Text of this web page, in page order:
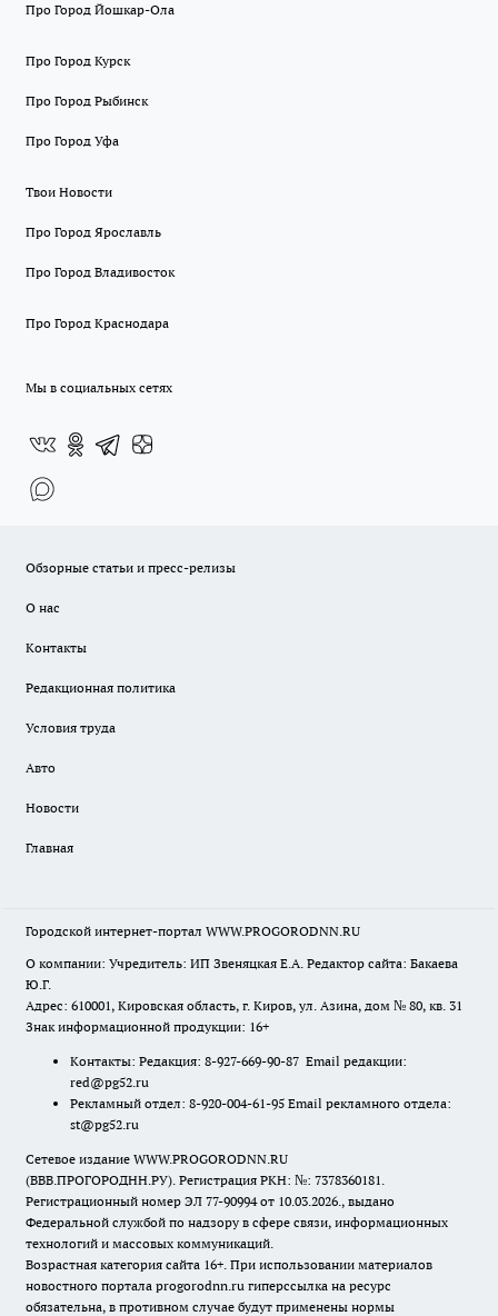
Про Город Йошкар-Ола
Про Город Курск
Про Город Рыбинск
Про Город Уфа
Твои Новости
Про Город Ярославль
Про Город Владивосток
Про Город Краснодара
Мы в социальных сетях
Обзорные статьи и пресс-релизы
О нас
Контакты
Редакционная политика
Условия труда
Авто
Новости
Главная
Городской интернет-портал WWW.PROGORODNN.RU
О компании: Учредитель: ИП Звеняцкая Е.А. Редактор сайта: Бакаева
Ю.Г.
Адрес: 610001, Кировская область, г. Киров, ул. Азина, дом № 80, кв. 31
Знак информационной продукции: 16+
Контакты: Редакция: 8-927-669-90-87 Email редакции:
red@pg52.ru
Рекламный отдел: 8-920-004-61-95 Email рекламного отдела:
st@pg52.ru
Сетевое издание WWW.PROGORODNN.RU
(ВВВ.ПРОГОРОДНН.РУ). Регистрация РКН: №: 7378360181.
Регистрационный номер ЭЛ 77-90994 от 10.03.2026., выдано
Федеральной службой по надзору в сфере связи, информационных
технологий и массовых коммуникаций.
Возрастная категория сайта 16+. При использовании материалов
новостного портала progorodnn.ru гиперссылка на ресурс
обязательна, в противном случае будут применены нормы